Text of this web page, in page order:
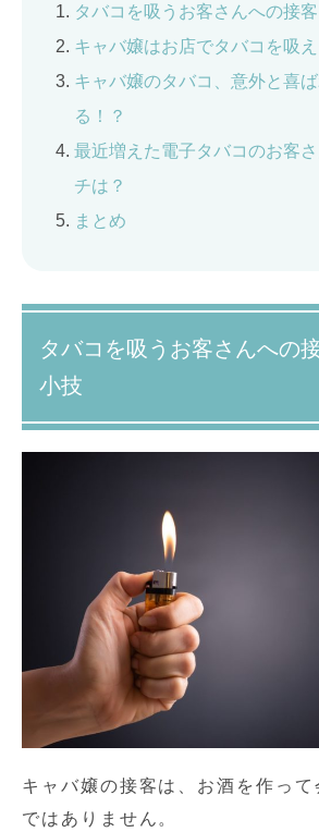
タバコを吸うお客さんへの接
キャバ嬢はお店でタバコを吸え
キャバ嬢のタバコ、意外と喜
る！？
最近増えた電子タバコのお客
チは？
まとめ
タバコを吸うお客さんへの
小技
キャバ嬢の接客は、お酒を作って
ではありません。